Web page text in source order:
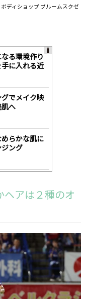
ディショップ ブルームスクゼ
る環境作り
に入れる近
でメイク映
へ
らかな肌に
ング
ヘアは２種のオ